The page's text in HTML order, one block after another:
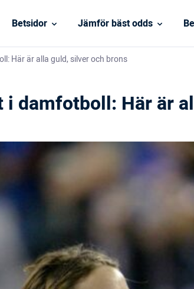
Betsidor Jämför bäst odds
Här är alla guld, silver och brons
damfotboll: Här är